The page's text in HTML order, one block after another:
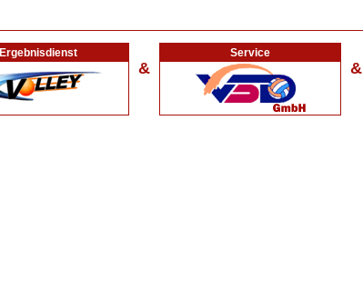
Ergebnisdienst
&
Service
&